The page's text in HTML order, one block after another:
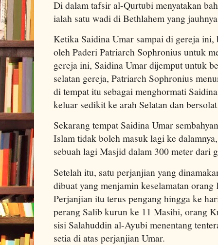
Di dalam tafsir al-Qurtubi menyatakan
ialah satu wadi di Bethlahem yang
Ketika Saidina Umar sampai di gereja
oleh Paderi Patriarch Sophronius untuk
gereja ini, Saidina Umar dijemput untuk
selatan gereja, Patriarch Sophronius
di tempat itu sebagai menghormati
keluar sedikit ke arah Selatan dan
Sekarang tempat Saidina Umar
Islam tidak boleh masuk lagi ke
sebuah lagi Masjid dalam 300 meter dari
Setelah itu, satu perjanjian yang
dibuat yang menjamin keselamatan
Perjanjian itu terus pengang hingga ke
perang Salib kurun ke 11 Masihi, orang
sisi Salahuddin al-Ayubi menentang
setia di atas perjanjian Umar.